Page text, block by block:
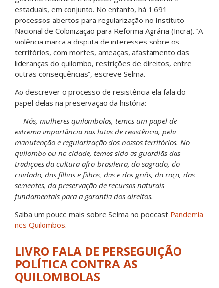
estaduais, em conjunto. No entanto, há 1.691
processos abertos para regularização no Instituto
Nacional de Colonização para Reforma Agrária (Incra). “A
violência marca a disputa de interesses sobre os
territórios, com mortes, ameaças, afastamento das
lideranças do quilombo, restrições de direitos, entre
outras consequências”, escreve Selma.
Ao descrever o processo de resistência ela fala do
papel delas na preservação da história:
— Nós, mulheres quilombolas, temos um papel de
extrema importância nas lutas de resistência, pela
manutenção e regularização dos nossos territórios. No
quilombo ou na cidade, temos sido as guardiãs das
tradições da cultura afro-brasileira, do sagrado, do
cuidado, das filhas e filhos, das e dos griôs, da roça, das
sementes, da preservação de recursos naturais
fundamentais para a garantia dos direitos.
Saiba um pouco mais sobre Selma no podcast Pandemia
nos Quilombos.
LIVRO FALA DE PERSEGUIÇÃO
POLÍTICA CONTRA AS
QUILOMBOLAS